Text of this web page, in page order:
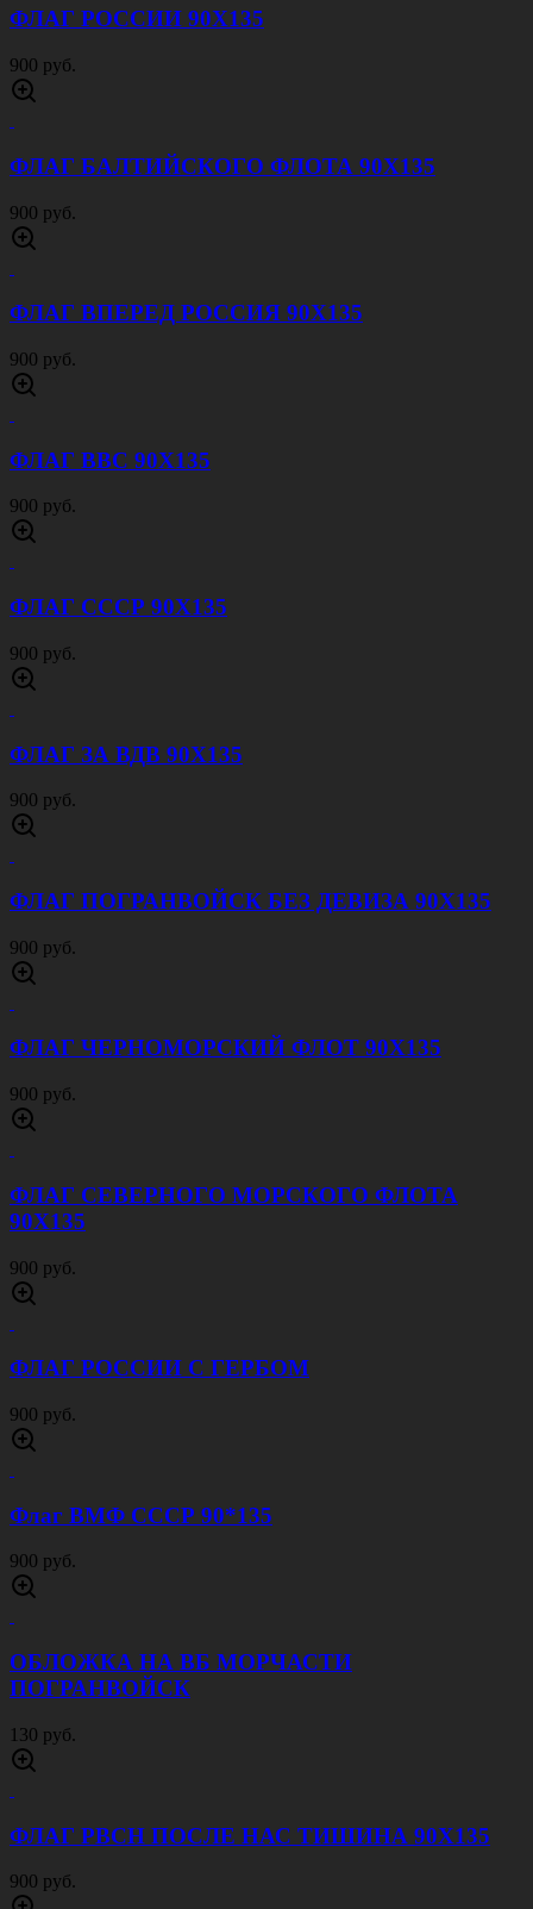
ФЛАГ РОССИИ 90Х135
900 руб.
ФЛАГ БАЛТИЙСКОГО ФЛОТА 90Х135
900 руб.
ФЛАГ ВПЕРЕД РОССИЯ 90Х135
900 руб.
ФЛАГ ВВС 90Х135
900 руб.
ФЛАГ СССР 90Х135
900 руб.
ФЛАГ ЗА ВДВ 90Х135
900 руб.
ФЛАГ ПОГРАНВОЙСК БЕЗ ДЕВИЗА 90Х135
900 руб.
ФЛАГ ЧЕРНОМОРСКИЙ ФЛОТ 90Х135
900 руб.
ФЛАГ СЕВЕРНОГО МОРСКОГО ФЛОТА
90Х135
900 руб.
ФЛАГ РОССИИ С ГЕРБОМ
900 руб.
Флаг ВМФ СССР 90*135
900 руб.
ОБЛОЖКА НА ВБ МОРЧАСТИ
ПОГРАНВОЙСК
130 руб.
ФЛАГ РВСН ПОСЛЕ НАС ТИШИНА 90Х135
900 руб.